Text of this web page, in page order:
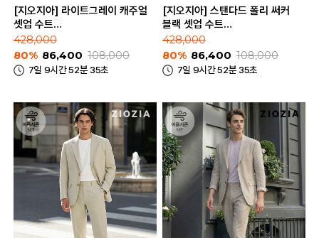
[지오지아] 라이트그레이 캐주얼
셋업 수트
(AAE2KG1604_AAE2PP1604_LGR)
428,000
80% 86,400 108,000
7일 9시간 52분 35초
[지오지아] 스탠다드 폴리 써커
블랙 셋업 수트
428,000
80% 86,400 108,000
7일 9시간 52분 35초